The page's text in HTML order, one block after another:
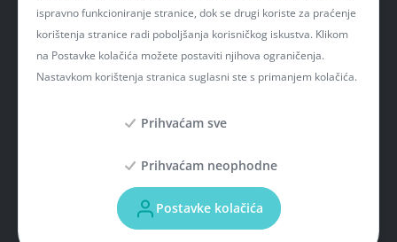
informacija o EU fondovima možete naći na mrežnim stranicama Ministarstva
regionalnoga razvoja i fondova Europske unije: www.strukturnifondovi.hr
ove mrežne stranice isključiva je odgovornost Hrvatske akademske i istraživačke
ispravno funkcioniranje stranice, dok se drugi koriste za praćenje
korištenja stranice radi poboljšanja korisničkog iskustva. Klikom
na Postavke kolačića možete postaviti njihova ograničenja.
Nastavkom korištenja stranica suglasni ste s primanjem kolačića.
Prihvaćam sve
Prihvaćam neophodne
Postavke kolačića